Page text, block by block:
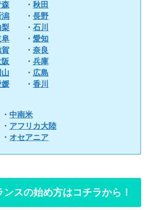
森 ・秋田
潟 ・長野
梨 ・石川
阜 ・愛知
賀 ・奈良
阪 ・兵庫
山 ・ 広島
媛 ・香川
中南米
アフリカ大陸
オセアニア
スの始め方はコチラから！